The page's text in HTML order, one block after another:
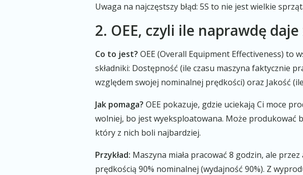
Uwaga na najczęstszy błąd: 5S to nie jest wielkie
2. OEE, czyli ile naprawdę
Co to jest? OEE (Overall Equipment Effectiveness) to
składniki: Dostępność (ile czasu maszyna faktycznie
względem swojej nominalnej prędkości) oraz Jakość
Jak pomaga? OEE pokazuje, gdzie uciekają Ci moce
wolniej, bo jest wyeksploatowana. Może produkować
który z nich boli najbardziej.
Przykład: Maszyna miała pracować 8 godzin, ale
prędkością 90% nominalnej (wydajność 90%). Z